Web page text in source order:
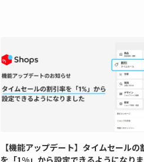
【機能アップデート】タイムセールの
を「1%」から設定できるようになり